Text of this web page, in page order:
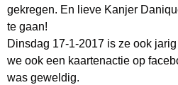
gekregen. En lieve Kanjer
te gaan!
Dinsdag 17-1-2017 is ze ook
we ook een kaartenactie op
was geweldig.